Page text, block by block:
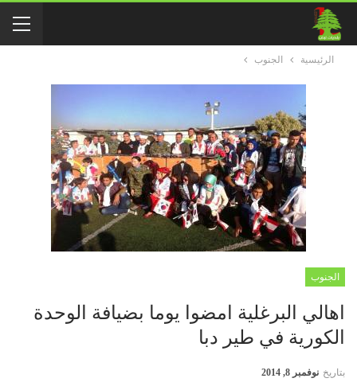
الرئيسية الجنوب
الجنوب
اهالي البرغلية امضوا يوما بضيافة الوحدة
الكورية في طير دبا
بتاريخ نوفمبر 8, 2014